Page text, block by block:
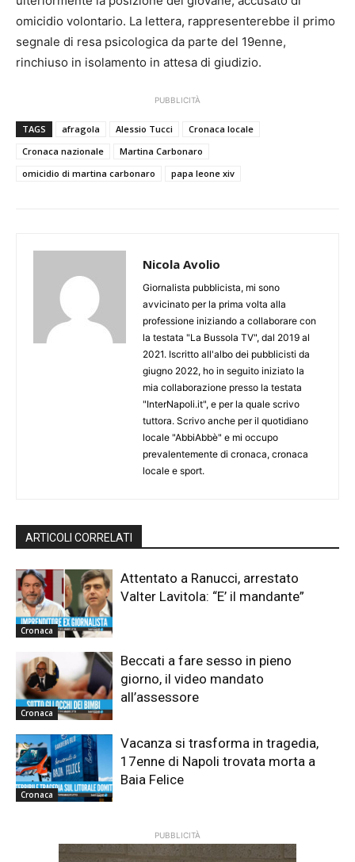
omicidio volontario. La lettera, rappresenterebbe il primo
segnale di resa psicologica da parte del 19enne,
rinchiuso in isolamento in attesa di giudizio.
PUBBLICITÀ
TAGS afragola Alessio Tucci
Cronaca locale
Cronaca nazionale
Martina Carbonaro
omicidio di martina carbonaro
papa leone xiv
Nicola Avolio
Giornalista pubblicista, mi sono
avvicinato per la prima volta alla
professione iniziando a collaborare con
la testata "La Bussola TV", dal 2019 al
2021. Iscritto all'albo dei pubblicisti da
giugno 2022, ho in seguito iniziato la
mia collaborazione presso la testata
"InterNapoli.it", e per la quale scrivo
tuttora. Scrivo anche per il quotidiano
locale "AbbiAbbè" e mi occupo
prevalentemente di cronaca, cronaca
locale e sport.
ARTICOLI CORRELATI
Cronaca
Attentato a Ranucci, arrestato
Valter Lavitola: “E’ il mandante”
Cronaca
Beccati a fare sesso in pieno
giorno, il video mandato
all’assessore
Cronaca
Vacanza si trasforma in tragedia,
17enne di Napoli trovata morta a
Baia Felice
PUBBLICITÀ